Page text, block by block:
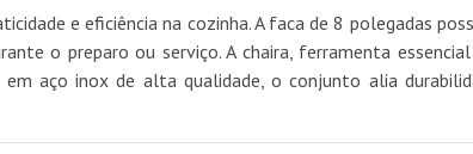
e eficiência na cozinha. A faca de 8 polegadas
o preparo ou serviço. A chaira, ferramenta
aço inox de alta qualidade, o conjunto alia